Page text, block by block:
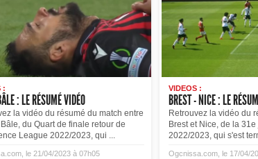
:
: LE RÉSUMÉ VIDÉO
la vidéo du résumé du match entre
du Quart de finale retour de
League 2022/2023, qui ...
le 21/04/2023 à 07h05
VIDEOS :
BREST - NICE : LE
Retrouvez la vidéo du
Brest et Nice, de la
2022/2023, qui s'est
Ogcnissa.com, le 17/04/